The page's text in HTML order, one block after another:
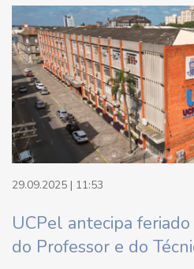
29.09.2025 | 11:53
UCPel antecipa
do Professor e do